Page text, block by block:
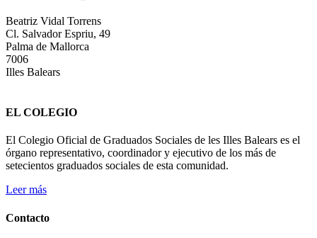
Beatriz Vidal Torrens
Cl. Salvador Espriu, 49
Palma de Mallorca
7006
Illes Balears
EL COLEGIO
El Colegio Oficial de Graduados Sociales de les Illes Balears es el
órgano representativo, coordinador y ejecutivo de los más de
setecientos graduados sociales de esta comunidad.
Leer más
Contacto